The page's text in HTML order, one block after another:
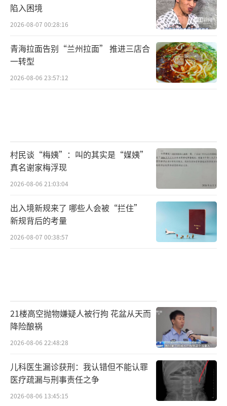
学院举办，该院2026届毕业生春季双选会同步
开展。活动提供8400余个岗位，同步开展网络
云招聘，邀请8家重点企业通过省、市主流媒体
平台进行“直播带岗”，让求职者在“云
端”实现与岗位的零距离对接。图为大学生在
务青年就业系列活动在安徽工业大学举办。活
动由共青团安徽省委员会、安徽省人民政府台
湾事务办公室、安徽省教育厅、安徽省人力资
源和社会保障厅主办，超过100家优质国企、上
市公司、知名企业现场参会，满足学校不同专
业毕业生的就业需求。图为工作人员为大学生
提供“一对一”政策解读和求职建议。(胡智慧
陷入困境
2026-08-07 00:28:16
青海拉面告别“兰州拉面” 推进三店合
一转型
2026-08-06 23:57:12
村民谈“梅姨”：叫的其实是“媒姨”
真名谢家梅浮现
2026-08-06 21:03:04
出入境新规来了 哪些人会被“拦住”
新规背后的考量
2026-08-07 00:38:57
21楼高空抛物嫌疑人被行拘 花盆从天而
降险酿祸
2026-08-06 22:48:28
儿科医生漏诊获刑：我认错但不能认罪
医疗疏漏与刑事责任之争
2026-08-06 13:45:15